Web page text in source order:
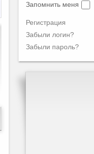
Запомнить меня
Регистрация
Забыли логин?
Забыли пароль?